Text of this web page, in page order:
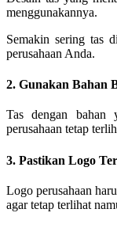
menggunakannya.
Semakin sering tas
perusahaan Anda.
2. Gunakan Bahan
Tas dengan
perusahaan tetap
3. Pastikan Logo
Logo perusahaan
agar tetap terlihat